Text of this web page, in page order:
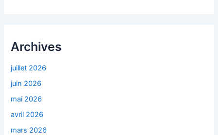
Archives
juillet 2026
juin 2026
mai 2026
avril 2026
mars 2026